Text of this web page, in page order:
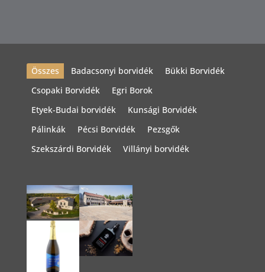
Összes Badacsonyi borvidék
Bükki Borvidék
Csopaki Borvidék
Egri Borok
Etyek-Budai borvidék
Kunsági Borvidék
Pálinkák
Pécsi Borvidék
Pezsgők
Szekszárdi Borvidék
Villányi borvidék